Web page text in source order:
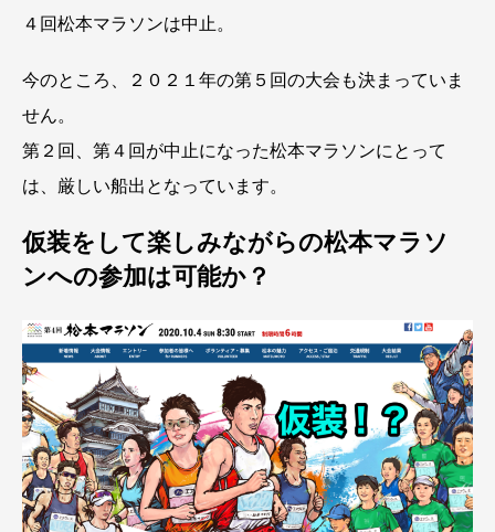
４回松本マラソンは中止。
今のところ、２０２１年の第５回の大会も決まっていま
せん。
第２回、第４回が中止になった松本マラソンにとって
は、厳しい船出となっています。
仮装をして楽しみながらの松本マラソ
ンへの参加は可能か？